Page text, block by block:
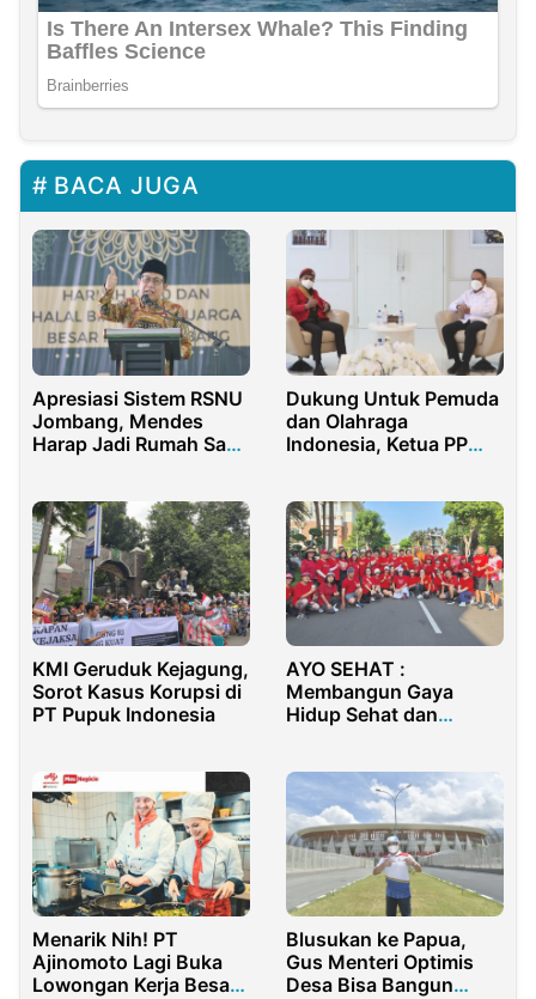
BACA JUGA
Apresiasi Sistem RSNU
Jombang, Mendes
Harap Jadi Rumah Sakit
Dukung Untuk Pemuda
dan Olahraga
Indonesia, Ketua PP
KMI Geruduk Kejagung,
Sorot Kasus Korupsi di
PT Pupuk Indonesia
AYO SEHAT :
Membangun Gaya
Hidup Sehat dan
Menarik Nih! PT
Ajinomoto Lagi Buka
Lowongan Kerja Besar-
Blusukan ke Papua,
Gus Menteri Optimis
Desa Bisa Bangun